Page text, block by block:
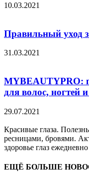
10.03.2021
Правильный уход
31.03.2021
MYBEAUTYPRO:
для волос, ногтей
29.07.2021
Красивые глаза.
ресницами, бровями.
здоровье глаз
ЕЩЁ БОЛЬШЕ